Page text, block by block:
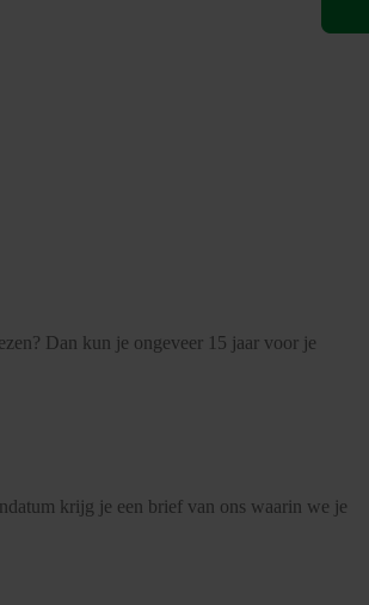
Dan kun je ongeveer 15 jaar voor je
krijg je een brief van ons waarin we je